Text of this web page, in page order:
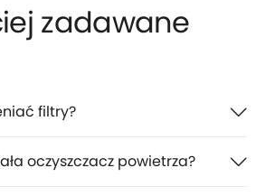
zadawane
filtry?
oczyszczacz powietrza?